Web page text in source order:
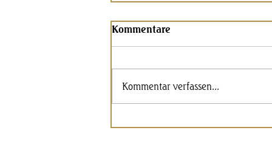
Kommentare
Kommentar verfassen...